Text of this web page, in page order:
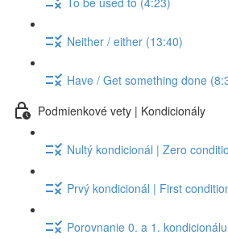
Neither / either (13:40)
Have / Get something done
Podmienkové vety | Kondicionály
Nultý kondicionál | Zero
Prvý kondicionál | First
Porovnanie 0. a 1.